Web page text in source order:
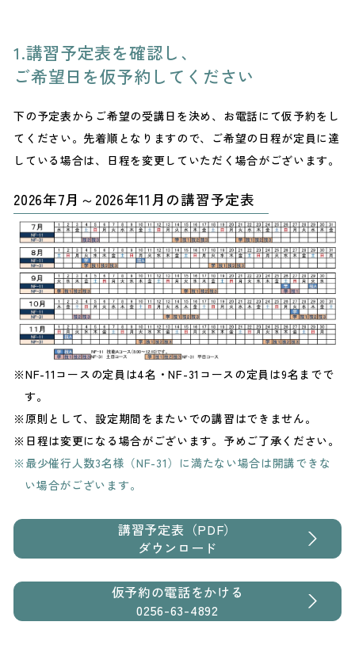
1.講習予定表を確認し、
ご希望日を仮予約してください
下の予定表からご希望の受講日を決め、お電話にて仮予約をし
てください。先着順となりますので、ご希望の日程が定員に達
している場合は、日程を変更していただく場合がございます。
2026年7月～2026年11月の講習予定表
NF-11コースの定員は4名・NF-31コースの定員は9名までで
す。
原則として、設定期間をまたいでの講習はできません。
日程は変更になる場合がございます。予めご了承ください。
最少催行人数3名様（NF-31）に満たない場合は開講できな
い場合がございます。
講習予定表（PDF）
ダウンロード
仮予約の電話をかける
0256-63-4892